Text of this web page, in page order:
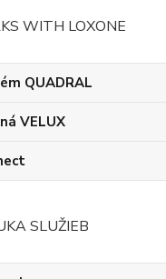
WITH LOXONE
QUADRAL
VELUX
SLUŽIEB